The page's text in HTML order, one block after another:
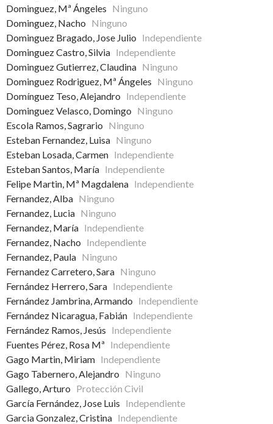
Dominguez, Mª Ángeles Ninguno
Dominguez, Nacho Ninguno
Dominguez Bragado, Jose Julio Independiente
Dominguez Castro, Silvia Independiente
Dominguez Gutierrez, Claudina Ninguno
Dominguez Rodriguez, Mª Ángeles Ninguno
Domínguez Teso, Alejandro Independiente
Dominguez Velasco, Domingo Ninguno
Escola Ramos, Sagrario Ninguno
Esteban Fernandez, Luisa Ninguno
Esteban Losada, Carmen Independiente
Esteban Santos, María Independiente
Felipe Martin, Mª Magdalena Independiente
Fernandez, Alba Ninguno
Fernandez, Lucia Ninguno
Fernandez, María Independiente
Fernandez, Nacho Independiente
Fernandez, Paula Ninguno
Fernandez Carretero, Sara Ninguno
Fernández Herrero, Sara Independiente
Fernández Jambrina, Armando Independiente
Fernández Nicaragua, Fabián Independiente
Fernández Ramos, Jesús Independiente
Fuentes Pérez, Rosa Mª Independiente
Gago Martin, Miriam Independiente
Gago Tabernero, Alejandro Ninguno
Gallego, Arturo Protección Civil
García Fernández, Jose Luis Independiente
Garcia Gonzalez, Cristina Independiente